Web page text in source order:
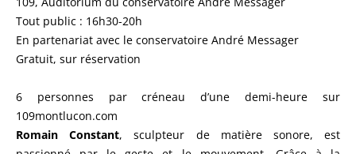
Tout public : 16h30-20h
En partenariat avec le conservatoire André Messager
Gratuit, sur réservation
6 personnes par créneau d’une demi-heure sur
109montlucon.com
Romain Constant, sculpteur de matière sonore, est